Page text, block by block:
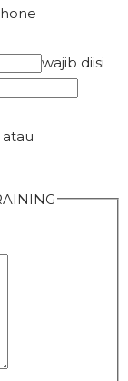
wajib diisi
atau